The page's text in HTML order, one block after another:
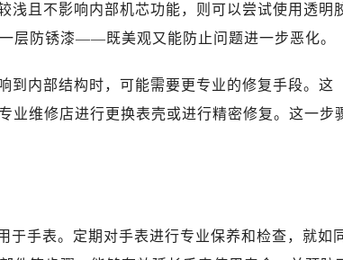
浅且不影响内部机芯功能，则可以尝试使用透明
层防锈漆——既美观又能防止问题进一步恶化。
到内部结构时，可能需要更专业的修复手段。这
维修店进行更换表壳或进行精密修复。这一步
于手表。定期对手表进行专业保养和检查，就如